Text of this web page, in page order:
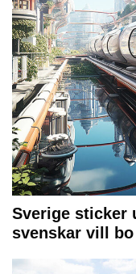
Sverige sticker
svenskar vill